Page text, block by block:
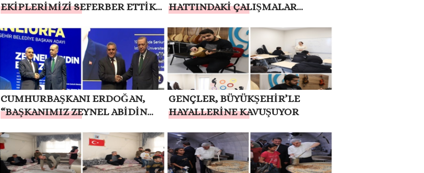
EKİPLERİMİZİ SEFERBER ETTİK’’
HATTINDAKİ ÇALIŞMALAR
CUMHURBAŞKANI ERDOĞAN,
“BAŞKANIMIZ ZEYNEL ABİDİN
EDİYORUZ”
GENÇLER, BÜYÜKŞEHİR’LE
HAYALLERİNE KAVUŞUYOR